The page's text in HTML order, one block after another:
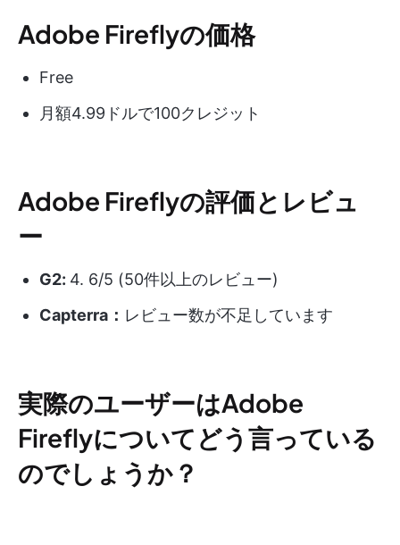
Adobe Fireflyの価格
Free
月額4.99ドルで100クレジット
Adobe Fireflyの評価とレビュ
ー
G2: 4. 6/5 (50件以上のレビュー)
Capterra： レビュー数が不足しています
実際のユーザーはAdobe
Fireflyについてどう言っている
のでしょうか？